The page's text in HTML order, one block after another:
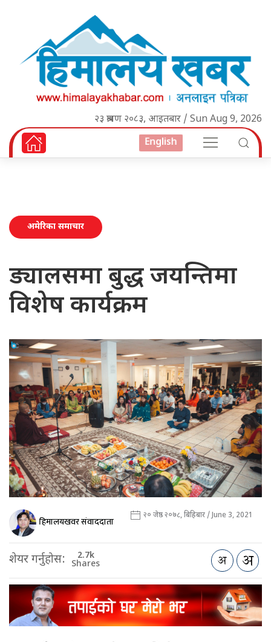
२३ श्रावण २०८३, आइतबार / Sun Aug 9, 2026
English
अमेरिका समाचार
ड्यालसमा बुद्ध जयन्तिमा
विशेष कार्यक्रम
हिमालयखवर संवाददाता २० जेष्ठ २०७८, बिहिबार / June 3, 2021
शेयर गर्नुहोस: 2.7k
Shares